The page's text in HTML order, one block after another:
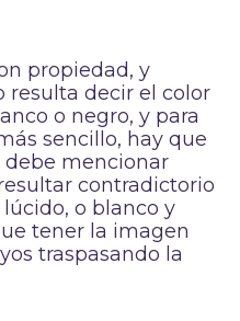
propiedad, y
resulta decir el color
o negro, y para
sencillo, hay que
mencionar
contradictorio
o blanco y
tener la imagen
traspasando la